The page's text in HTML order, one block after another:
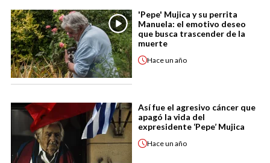
'Pepe' Mujica y su perrita
Manuela: el emotivo deseo
que busca trascender de la
muerte
Haceun año
Así fue el agresivo cáncer que
apagó la vida del
expresidente ‘Pepe’ Mujica
Haceun año